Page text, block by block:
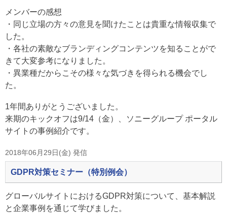
メンバーの感想
・同じ立場の方々の意見を聞けたことは貴重な情報収集で
した。
・各社の素敵なブランディングコンテンツを知ることがで
きて大変参考になりました。
・異業種だからこその様々な気づきを得られる機会でし
た。
1年間ありがとうございました。
来期のキックオフは9/14（金）、ソニーグループ ポータル
サイトの事例紹介です。
2018年06月29日(金) 発信
GDPR対策セミナー（特別例会）
グローバルサイトにおけるGDPR対策について、基本解説
と企業事例を通じて学びました。